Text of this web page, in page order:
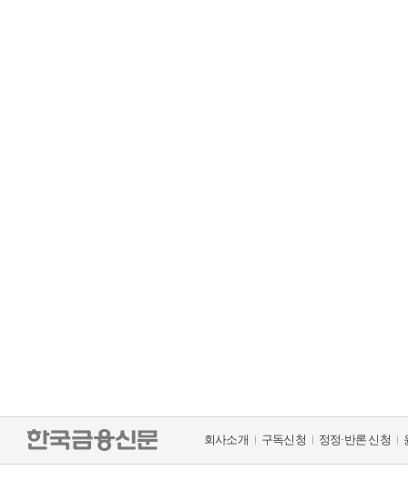
회사소개 구독신청 정정·반론 신청